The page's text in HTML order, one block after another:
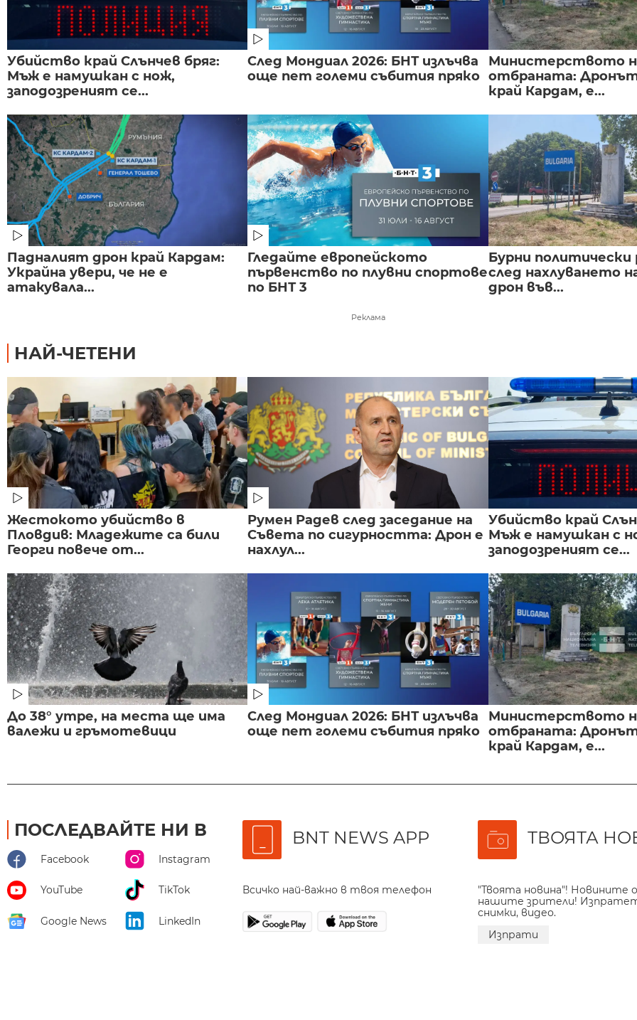
Убийство край Слънчев бряг:
Мъж е намушкан с нож,
заподозреният се...
След Мондиал 2026: БНТ излъчва
още пет големи събития пряко
Министерството
отбраната:
край Кардам, е...
Падналият дрон край Кардам:
Украйна увери, че не е
атакувала...
Гледайте европейското
първенство по плувни спортове
по БНТ 3
Бурни политически
след нахлуването
дрон във...
Реклама
НАЙ-ЧЕТЕНИ
Жестокото убийство в
Пловдив: Младежите са били
Георги повече от...
Румен Радев след заседание на
Съвета по сигурността: Дрон е
нахлул...
Убийство край
Мъж е намушкан с
заподозреният се...
До 38° утре, на места ще има
валежи и гръмотевици
След Мондиал 2026: БНТ излъчва
още пет големи събития пряко
Министерството
отбраната:
край Кардам, е...
ПОСЛЕДВАЙТЕ НИ В
Facebook Instagram
YouTube TikTok
Google News LinkedIn
BNT NEWS APP
Всичко най-важно в твоя телефон
ТВОЯТА
"Твоята новина"! Новините
нашите зрители!
снимки, видео.
Изпрати